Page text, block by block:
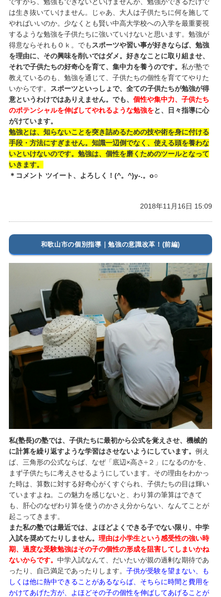
は生き抜いていけません。じゃあ、大人は子供たちに何を施して
やればいいのか。少なくとも賢い中高大学校への入学を最重要視
するような勉強を子供たちに強いていけないと思います。勉強が
得意ならそれもＯｋ。でも スポーツや習い事が好きならば、勉強
を理由に、その興味を削いではダメ。好きなことに取り組ませ、
それで子供たちの好奇心を育て、集中力を養うのです。 私が塾で
教えているのも、勉強を通じて、子供たちの個性を育ててやりた
いからです。
スポーツといっしょで、全ての子供たちが勉強が得
意というわけではありえません。でも、 個性や集中力、子供たち
のポテンシャルを伸ばしてやれるような勉強をと、日々指導に心
がけています。
勉強とは、知らないことを突き詰めるための技や術を身に付ける
手段・方法にすぎません。知識一辺倒でなく、使える頭を養わな
いといけないのです。勉強は、個性を磨くためのツールとなって
いきます。
＊コメント ツイート、よろしく！(^。^)y-.。o○
2018年11月16日 15:09
和歌山市の個別指導｜勉強の意識改革！(前編)
私(塾長)の塾では、子供たちに最初から公式を覚えさせ、機械的
に計算を繰り返すような学習はさせないようにしています。 例え
ば、三角形の公式ならば、なぜ「底辺×高さ÷２」になるのかを、
まず子供たちに考えさせるようにしています。その理由をわかっ
た時は、算数に対する好奇心がくすぐられ、子供たちの目は輝い
ていますよね。この魅力を感じないと、わり算の筆算はできて
も、肝心のなぜわり算を使うのかさえ分からない、なんてことが
起こってきます。
また私の塾では最近では、よほどよくできる子でない限り、中学
入試を奨めてたりしません。 理由は小学生という感受性の強い時
期、過度な受験勉強はその子の個性の形成を阻害してしまいかね
ないからです。 中学入試なんて、だいたいが親の過剰な期待であ
ったり、自己満足であったりします。 子供が受験を望まない、も
しくは他に熱中できることがあるならば、そちらに時間と費用を
かけてあげた方が、よほどその子の個性を伸ばしてあげることが